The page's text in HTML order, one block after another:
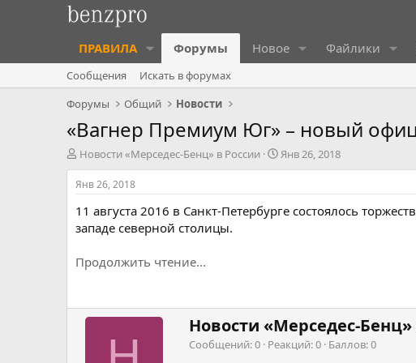
ПРАВИЛА Форумы Новое Файлики
Сообщения
Искать в форумах
Форумы
Общий Новости
«Вагнер Премиум Юг» – новый
А
в
т
о
р
т
м
ы
Новости «Мерседес-Бенц» в России
Д
а
а
н
Янв 26, 2018
Янв 26, 2018
11 августа 2016 в Санкт-Петербурге состоялось
западе северной столицы.
Продолжить чтение...
Н
а
п
Новости «Мерседес-Бенц»
Сообщений 0 Реакций 0 Баллов 0